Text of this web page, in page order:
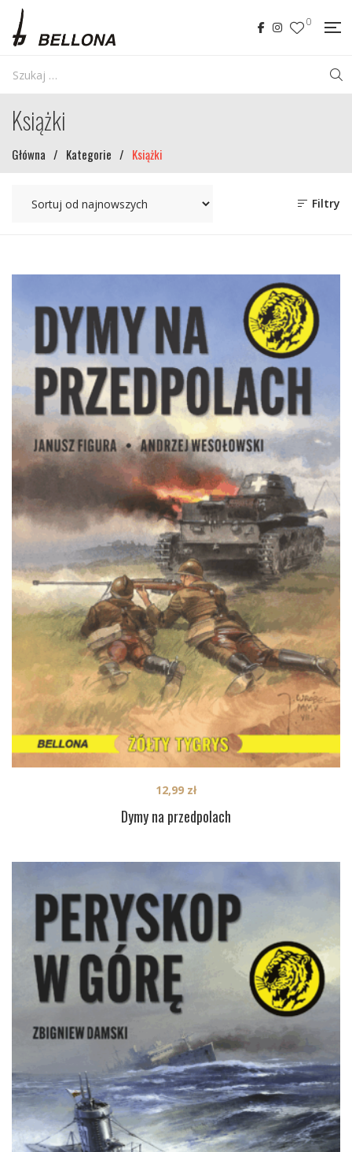
0
Książki
Główna / Kategorie / Książki
Filtry
Dymy na przedpolach
12,99 zł